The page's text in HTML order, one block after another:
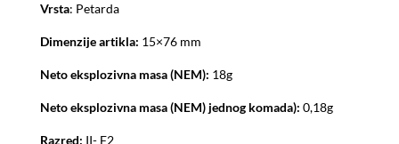
Vrsta: Petarda
Dimenzije artikla: 15×76 mm
Neto eksplozivna masa (NEM): 18g
Neto eksplozivna masa (NEM) jednog komada): 0,18g
Razred: II- F2